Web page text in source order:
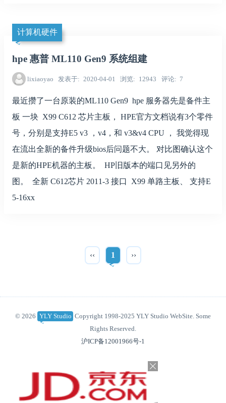
计算机硬件
hpe 惠普 ML110 Gen9 系统组建
lixiaoyao 发表于 2020-04-01 浏览 12943 评论 7
最近攒了一台原装的ML110 Gen9 hpe 服务器先是备件主
板 一块 X99 C612 芯片主板， HPE官方文档说有3个零件
号，分别是支持E5 v3 ，v4，和 v3&v4 CPU ， 我觉得现
在流出全新的备件升级bios后问题不大。 对比图确认这个
是新的HPE机器的主板。 HP旧版本的端口见另外的
图。 全新 C612芯片 2011-3 接口 X99 单路主板、 支持E
5-16xx
‹‹ 1 ››
© 2026 YLY Studio Copyright 1998-2025 YLY Studio WebSite. Some
Rights Reserved.
沪ICP备12001966号-1